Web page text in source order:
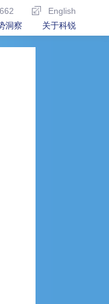
English
洞察 关于科锐